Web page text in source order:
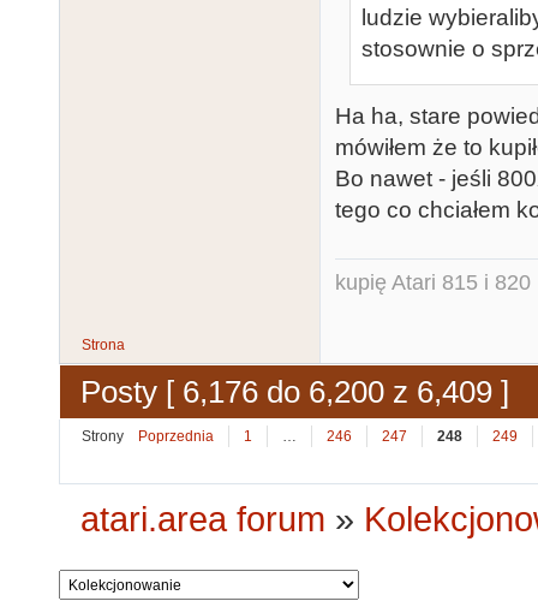
ludzie
stosownie o
Ha ha, stare
mówiłem że to
Bo nawet - jeśli
tego co chciałem
kupię Atari 815 i 820
Strona
Posty [ 6,176 do 6,200 z 6,409 ]
Strony Poprzednia 1 246 247 248 249
atari.area forum »